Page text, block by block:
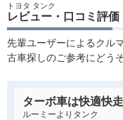
トヨタ タンク
レビュー・口コミ評価
先輩ユーザーによるクル
古車探しのご参考にどうぞ
ターボ車は快適快
ルーミーよりタンク